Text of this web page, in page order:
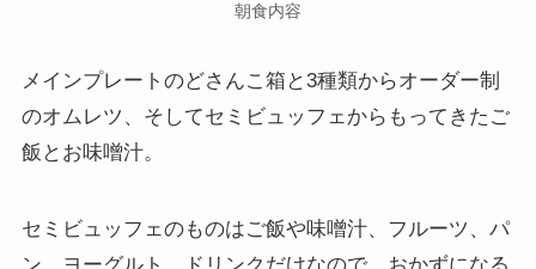
朝食内容
メインプレートのどさんこ箱と3種類からオーダー制
のオムレツ、そしてセミビュッフェからもってきたご
飯とお味噌汁。
セミビュッフェのものはご飯や味噌汁、フルーツ、パ